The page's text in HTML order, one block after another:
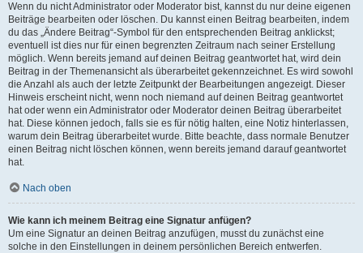
Wenn du nicht Administrator oder Moderator bist, kannst du nur deine eigenen
Beiträge bearbeiten oder löschen. Du kannst einen Beitrag bearbeiten, indem
du das „Ändere Beitrag“-Symbol für den entsprechenden Beitrag anklickst;
eventuell ist dies nur für einen begrenzten Zeitraum nach seiner Erstellung
möglich. Wenn bereits jemand auf deinen Beitrag geantwortet hat, wird dein
Beitrag in der Themenansicht als überarbeitet gekennzeichnet. Es wird sowohl
die Anzahl als auch der letzte Zeitpunkt der Bearbeitungen angezeigt. Dieser
Hinweis erscheint nicht, wenn noch niemand auf deinen Beitrag geantwortet
hat oder wenn ein Administrator oder Moderator deinen Beitrag überarbeitet
hat. Diese können jedoch, falls sie es für nötig halten, eine Notiz hinterlassen,
warum dein Beitrag überarbeitet wurde. Bitte beachte, dass normale Benutzer
einen Beitrag nicht löschen können, wenn bereits jemand darauf geantwortet
hat.
Nach oben
Wie kann ich meinem Beitrag eine Signatur anfügen?
Um eine Signatur an deinen Beitrag anzufügen, musst du zunächst eine
solche in den Einstellungen in deinem persönlichen Bereich entwerfen.